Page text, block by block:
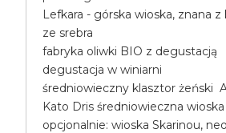
Lefkara - górska wioska, znana
ze srebra
fabryka oliwki BIO z degustacją
degustacja w winiarni
średniowieczny klasztor żeński
Kato Dris średniowieczna wioska
opcjonalnie: wioska Skarinou,